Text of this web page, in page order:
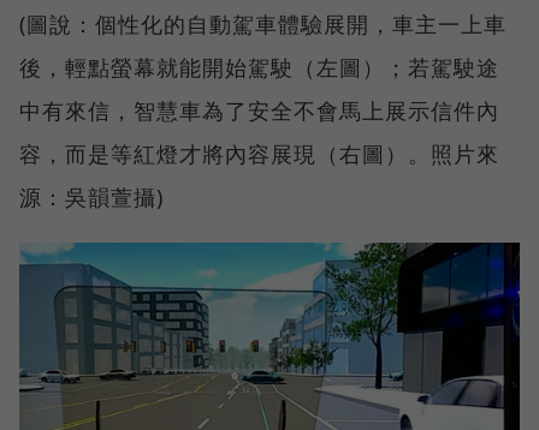
(圖說：個性化的自動駕車體驗展開，車主一上車
後，輕點螢幕就能開始駕駛（左圖）；若駕駛途
中有來信，智慧車為了安全不會馬上展示信件內
容，而是等紅燈才將內容展現（右圖）。照片來
源：吳韻萱攝)